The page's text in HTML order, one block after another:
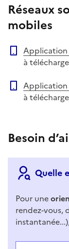
Réseaux
mobiles
à
à
Besoin
Quelle
Pour une
rendez-vous,
Répondez
Vous avez